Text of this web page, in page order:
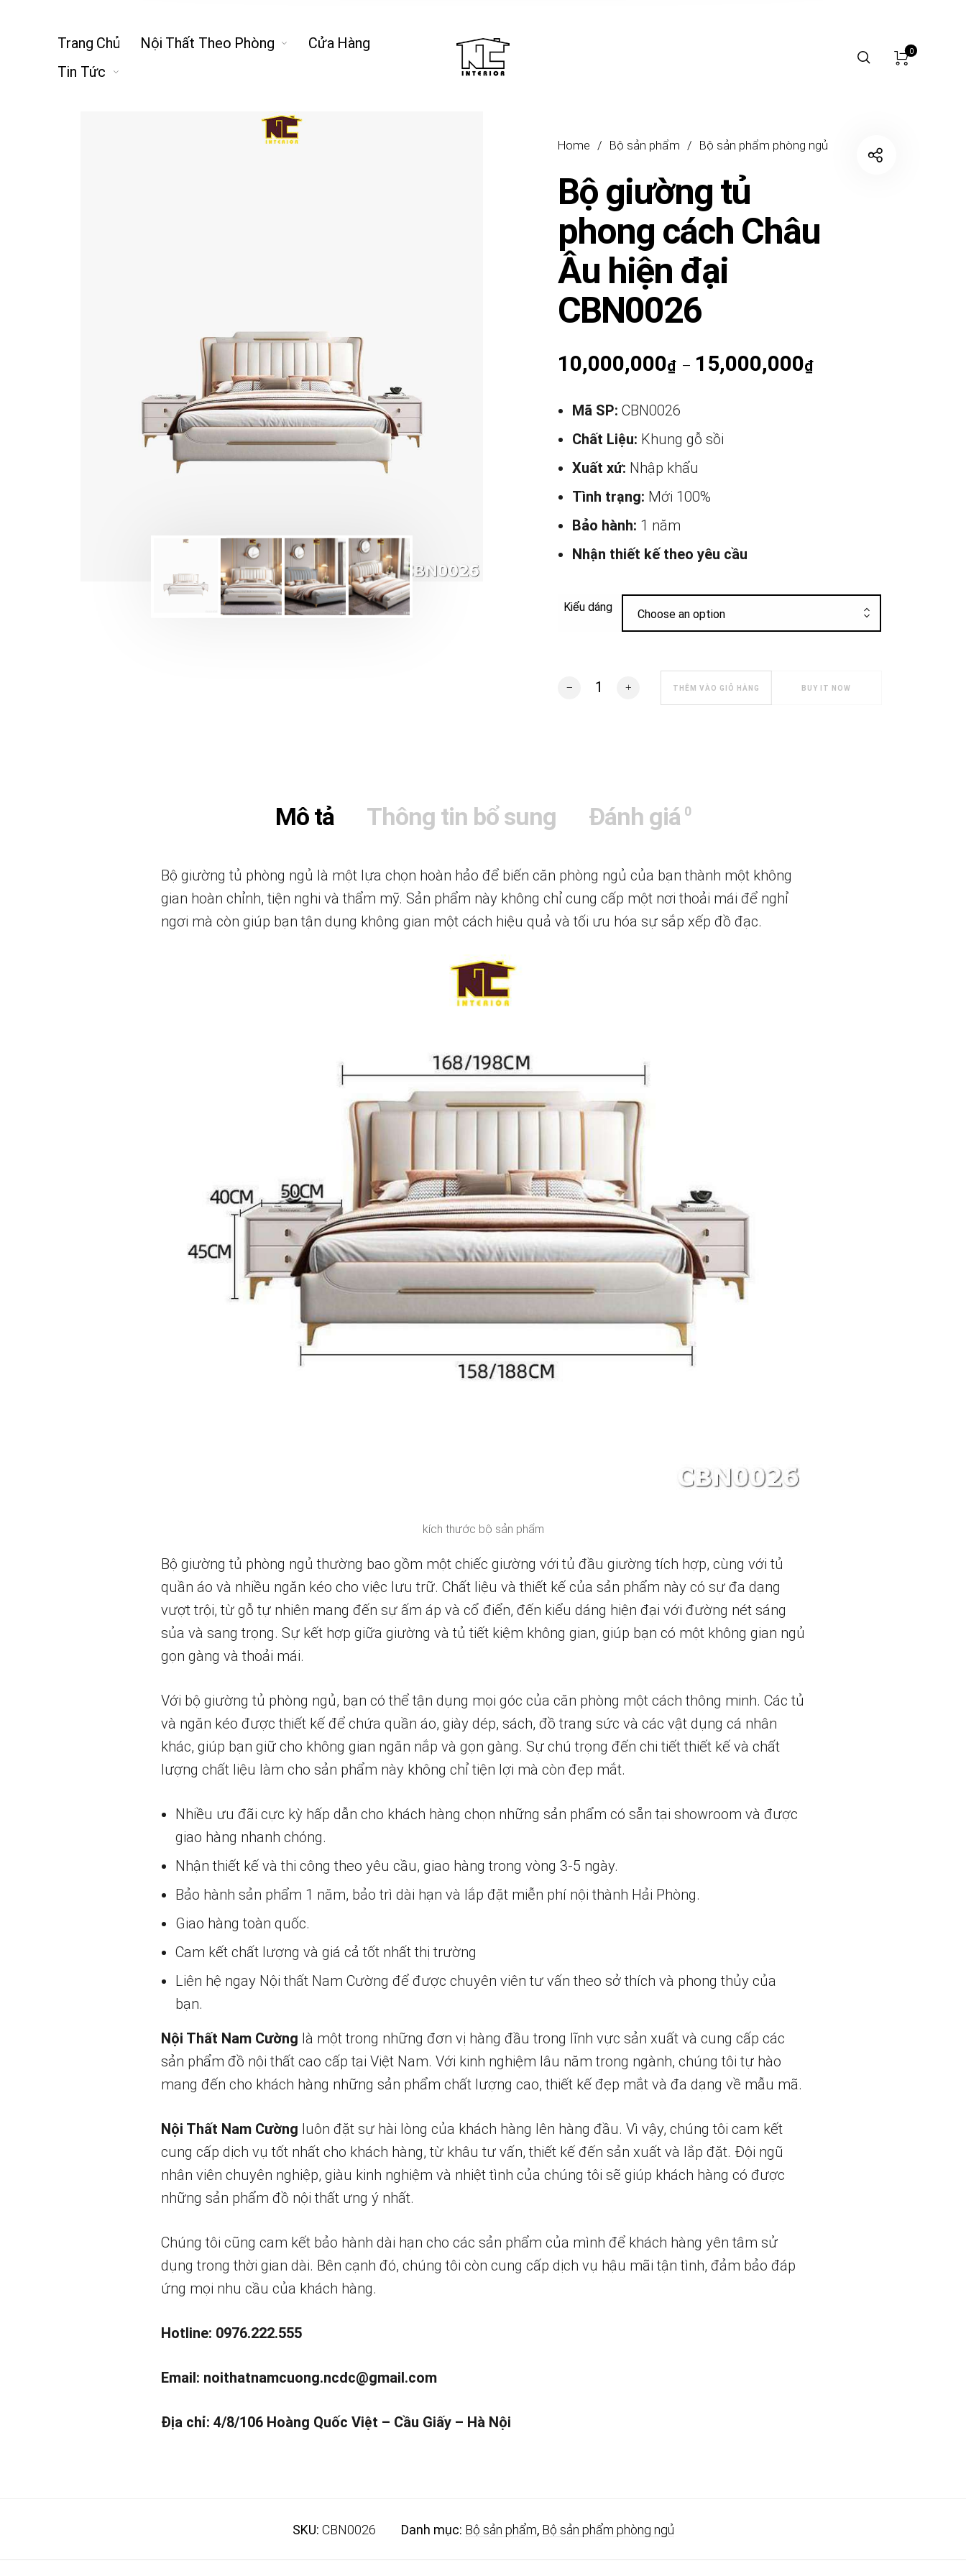
Trang Chủ Nội Thất Theo Phòng
Cửa Hàng
Tin Tức
0
Home / Bộ sản phẩm / Bộ sản phẩm phòng ngủ
Bộ giường tủ
phong cách Châu
Âu hiện đại
CBN0026
10,000,000₫ – 15,000,000₫
Mã SP: CBN0026
Chất Liệu: Khung gỗ sồi
Xuất xứ: Nhập khẩu
Tình trạng: Mới 100%
Bảo hành: 1 năm
Nhận thiết kế theo yêu cầu
Kiểu dáng
Choose an option
Bộ giường tủ phong cách Châu Âu hiện đại CBN0026 số lượng
THÊM VÀO GIỎ HÀNG BUY IT NOW
Mô tả Thông tin bổ sung Đánh giá 0
Bộ giường tủ phòng ngủ là một lựa chọn hoàn hảo để biến căn phòng ngủ của bạn thành một không
gian hoàn chỉnh, tiện nghi và thẩm mỹ. Sản phẩm này không chỉ cung cấp một nơi thoải mái để nghỉ
ngơi mà còn giúp bạn tận dụng không gian một cách hiệu quả và tối ưu hóa sự sắp xếp đồ đạc.
kích thước bộ sản phẩm
Bộ giường tủ phòng ngủ thường bao gồm một chiếc giường với tủ đầu giường tích hợp, cùng với tủ
quần áo và nhiều ngăn kéo cho việc lưu trữ. Chất liệu và thiết kế của sản phẩm này có sự đa dạng
vượt trội, từ gỗ tự nhiên mang đến sự ấm áp và cổ điển, đến kiểu dáng hiện đại với đường nét sáng
sủa và sang trọng. Sự kết hợp giữa giường và tủ tiết kiệm không gian, giúp bạn có một không gian ngủ
gọn gàng và thoải mái.
Với bộ giường tủ phòng ngủ, bạn có thể tận dụng mọi góc của căn phòng một cách thông minh. Các tủ
và ngăn kéo được thiết kế để chứa quần áo, giày dép, sách, đồ trang sức và các vật dụng cá nhân
khác, giúp bạn giữ cho không gian ngăn nắp và gọn gàng. Sự chú trọng đến chi tiết thiết kế và chất
lượng chất liệu làm cho sản phẩm này không chỉ tiện lợi mà còn đẹp mắt.
Nhiều ưu đãi cực kỳ hấp dẫn cho khách hàng chọn những sản phẩm có sẵn tại showroom và được
giao hàng nhanh chóng.
Nhận thiết kế và thi công theo yêu cầu, giao hàng trong vòng 3-5 ngày.
Bảo hành sản phẩm 1 năm, bảo trì dài hạn và lắp đặt miễn phí nội thành Hải Phòng.
Giao hàng toàn quốc.
Cam kết chất lượng và giá cả tốt nhất thị trường
Liên hệ ngay Nội thất Nam Cường để được chuyên viên tư vấn theo sở thích và phong thủy của
bạn.
Nội Thất Nam Cường là một trong những đơn vị hàng đầu trong lĩnh vực sản xuất và cung cấp các
sản phẩm đồ nội thất cao cấp tại Việt Nam. Với kinh nghiệm lâu năm trong ngành, chúng tôi tự hào
mang đến cho khách hàng những sản phẩm chất lượng cao, thiết kế đẹp mắt và đa dạng về mẫu mã.
Nội Thất Nam Cường luôn đặt sự hài lòng của khách hàng lên hàng đầu. Vì vậy, chúng tôi cam kết
cung cấp dịch vụ tốt nhất cho khách hàng, từ khâu tư vấn, thiết kế đến sản xuất và lắp đặt. Đội ngũ
nhân viên chuyên nghiệp, giàu kinh nghiệm và nhiệt tình của chúng tôi sẽ giúp khách hàng có được
những sản phẩm đồ nội thất ưng ý nhất.
Chúng tôi cũng cam kết bảo hành dài hạn cho các sản phẩm của mình để khách hàng yên tâm sử
dụng trong thời gian dài. Bên cạnh đó, chúng tôi còn cung cấp dịch vụ hậu mãi tận tình, đảm bảo đáp
ứng mọi nhu cầu của khách hàng.
Hotline: 0976.222.555
Email: noithatnamcuong.ncdc@gmail.com
Địa chỉ: 4/8/106 Hoàng Quốc Việt – Cầu Giấy – Hà Nội
SKU: CBN0026 Danh mục: Bộ sản phẩm, Bộ sản phẩm phòng ngủ